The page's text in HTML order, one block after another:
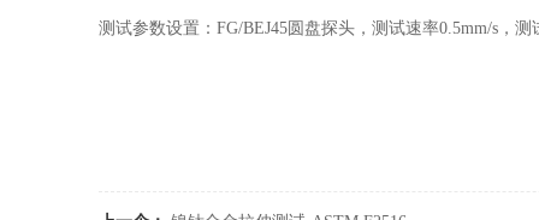
测试参数设置： FG/BEJ45 圆盘探头，测试速率0.5mm/s，